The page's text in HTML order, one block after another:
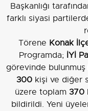
Başkanlığı
farklı siyasi
Törene Konak
Programda; İYİ
görevinde
300kişi ve diğer
üzere toplam 370
bildirildi. Yeni